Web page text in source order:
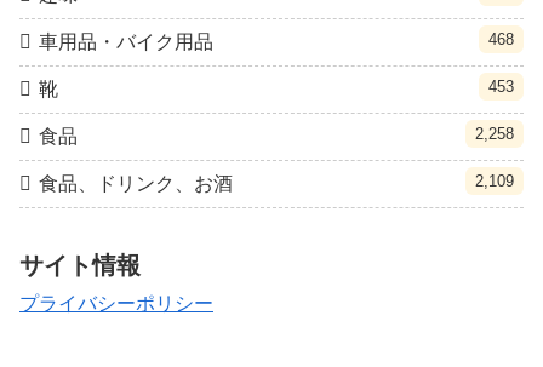
車用品・バイク用品 468
靴 453
食品 2,258
食品、ドリンク、お酒 2,109
サイト情報
プライバシーポリシー